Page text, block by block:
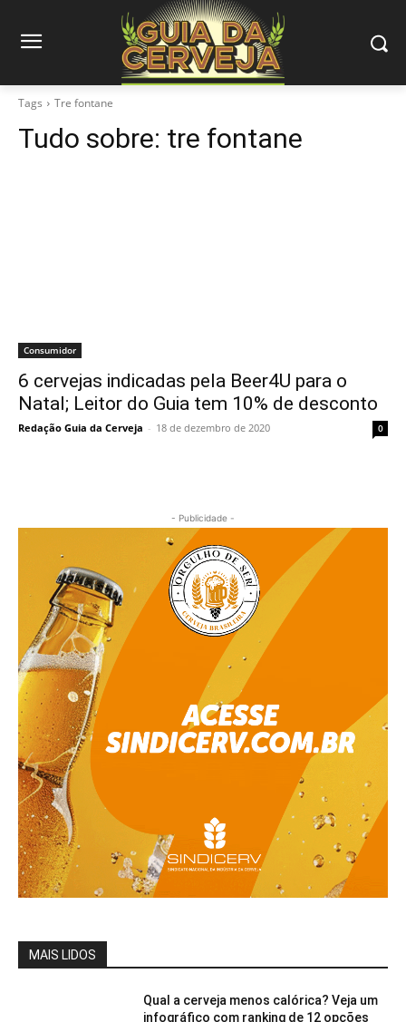
Tags Tre fontane
Tudo sobre: tre fontane
Consumidor
6 cervejas indicadas pela Beer4U para o
Natal; Leitor do Guia tem 10% de desconto
Redação Guia da Cerveja - 18 de dezembro de 2020 0
- Publicidade -
MAIS LIDOS
Qual a cerveja menos calórica? Veja um
infográfico com ranking de 12 opções